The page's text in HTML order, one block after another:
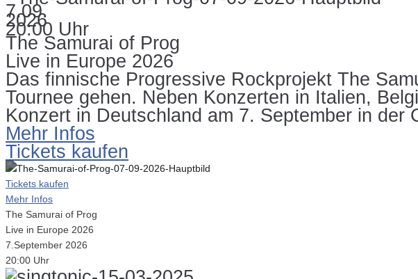
7.09.
2026
20:00 Uhr
The Samurai of Prog
Live in Europe 2026
Das finnische Progressive Rockprojekt The
Tournee gehen. Neben Konzerten in Italien,
Konzert in Deutschland am 7. September in
Mehr Infos
Tickets kaufen
Tickets kaufen
Mehr Infos
The Samurai of Prog
Live in Europe 2026
7.September 2026
20:00 Uhr